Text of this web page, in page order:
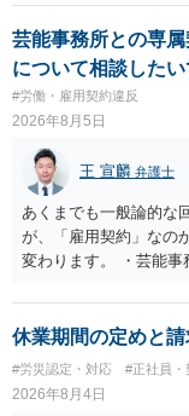
す。 その場合、解雇
解雇という処分が社会
す。 結局、貴殿のネ
どを具体的に検討しな
また、育児休業法関係
法に関する専門的な知
士にご相談下さい。
芸能事務所との専
について相談した
#労働・雇用契約違反
2026年8月5日
王 宣麟 弁護士
あくまでも一般論的な
が、「雇用契約」なの
変わります。 ・芸能
務上よくあるからとい
害との対応関係や合理
に有効になるわけで
基法16条で無効となる
損害と比べて過大なら
休業期間の定めと
#労災認定・対応 #正社員・
2026年8月4日